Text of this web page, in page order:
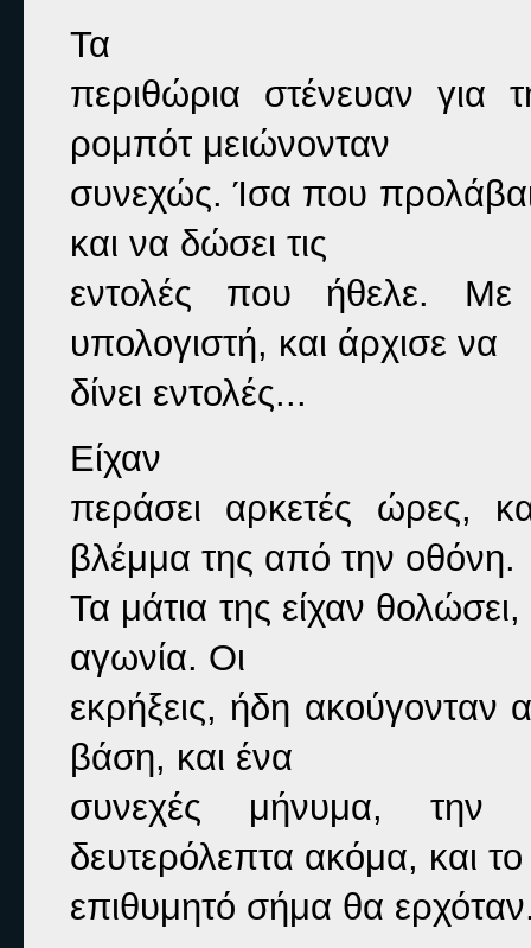
Τα
περιθώρια στένευαν για
ρομπότ μειώνονταν
συνεχώς. Ίσα που
και να δώσει τις
εντολές που ήθελε.
υπολογιστή, και άρχισε να
δίνει εντολές...
Είχαν
περάσει αρκετές ώρες,
βλέμμα της από την οθόνη.
Τα μάτια της είχαν
αγωνία. Οι
εκρήξεις, ήδη ακούγονταν
βάση, και ένα
συνεχές μήνυμα, την
δευτερόλεπτα ακόμα, και το
επιθυμητό σήμα θα